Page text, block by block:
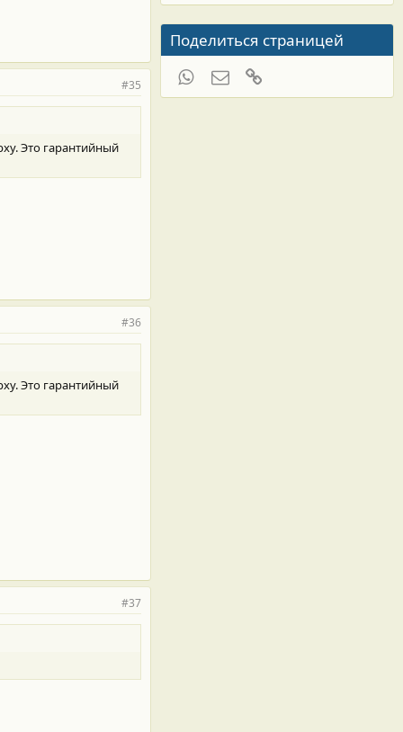
#35
Это гарантийный
#36
Это гарантийный
#37
Поделиться страницей
WhatsAppЭлектронная почта